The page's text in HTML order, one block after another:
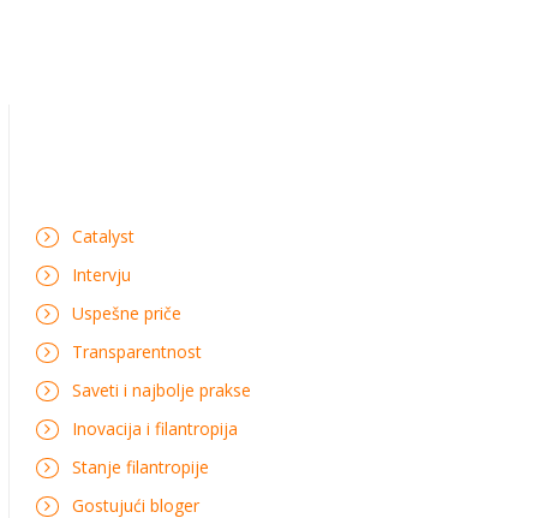
Catalyst
Intervju
Uspešne priče
Transparentnost
Saveti i najbolje prakse
Inovacija i filantropija
Stanje filantropije
Gostujući bloger